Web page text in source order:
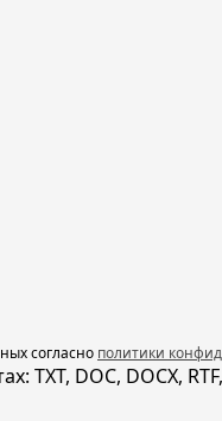
согласно политики
DOC, DOCX,